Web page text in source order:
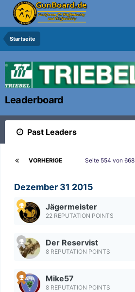
Startseite
Leaderboard
Past Leaders
VORHERIGE Seite 554 von 668
Dezember 31 2015
Jägermeister
22 REPUTATION POINTS
Der Reservist
8 REPUTATION POINTS
Mike57
8 REPUTATION POINTS